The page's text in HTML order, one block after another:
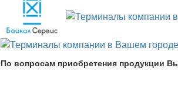
По вопросам приобретения продукции